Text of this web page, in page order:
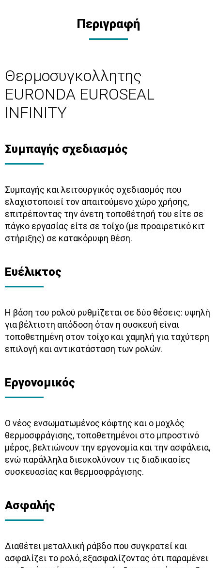
Περιγραφή
Θερμοσυγκολλητης
EURONDA EUROSEAL
INFINITY
Συμπαγής σχεδιασμός
Συμπαγής και λειτουργικός σχεδιασμός που
ελαχιστοποιεί τον απαιτούμενο χώρο χρήσης,
επιτρέποντας την άνετη τοποθέτησή του είτε σε
πάγκο εργασίας είτε σε τοίχο (με προαιρετικό κιτ
στήριξης) σε κατακόρυφη θέση.
Ευέλικτος
Η βάση του ρολού ρυθμίζεται σε δύο θέσεις: υψηλή
για βέλτιστη απόδοση όταν η συσκευή είναι
τοποθετημένη στον τοίχο και χαμηλή για ταχύτερη
επιλογή και αντικατάσταση των ρολών.
Εργονομικός
Ο νέος ενσωματωμένος κόφτης και ο μοχλός
θερμοσφράγισης, τοποθετημένοι στο μπροστινό
μέρος, βελτιώνουν την εργονομία και την ασφάλεια,
ενώ παράλληλα διευκολύνουν τις διαδικασίες
συσκευασίας και θερμοσφράγισης.
Ασφαλής
Διαθέτει μεταλλική ράβδο που συγκρατεί και
ασφαλίζει το ρολό, εξασφαλίζοντας ότι παραμένει